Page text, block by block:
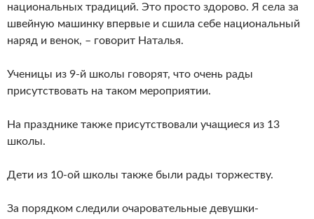
национальных традиций. Это просто здорово. Я села за
швейную машинку впервые и сшила себе национальный
наряд и венок, – говорит Наталья.
Ученицы из 9-й школы говорят, что очень рады
присутствовать на таком мероприятии.
На празднике также присутствовали учащиеся из 13
школы.
Дети из 10-ой школы также были рады торжеству.
За порядком следили очаровательные девушки-